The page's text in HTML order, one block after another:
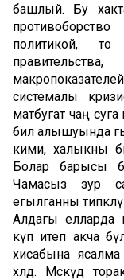
башлый. Бу
политикой,
системалы
матбугат чаң суга
бил алышуында
кими, халыкны
Болар барысы
Чамасыз зур
егылганны
Алдагы елларда
күп итеп акча
хисабына
хәлдә. Мәскәүдә